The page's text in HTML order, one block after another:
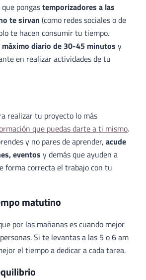
pongastemporizadores a las
te sirvan (como redes sociales o de
te hacen consumir tu tiempo.
diario de 30-45 minutos y
en realizar actividades de tu
realizar tu proyecto lo más
que puedas darte a ti mismo.
y no pares de aprender, acude
eventos y demás que ayuden a
forma correcta el trabajo con tu
matutino
por las mañanas es cuando mejor
Si te levantas a las 5 o 6 am
el tiempo a dedicar a cada tarea.